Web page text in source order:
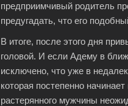
предприимчивый родитель
предугадать, что его
В итоге, после этого дня
головой. И если Адему в
исключено, что уже в
которая постепенно
растерянного мужчины